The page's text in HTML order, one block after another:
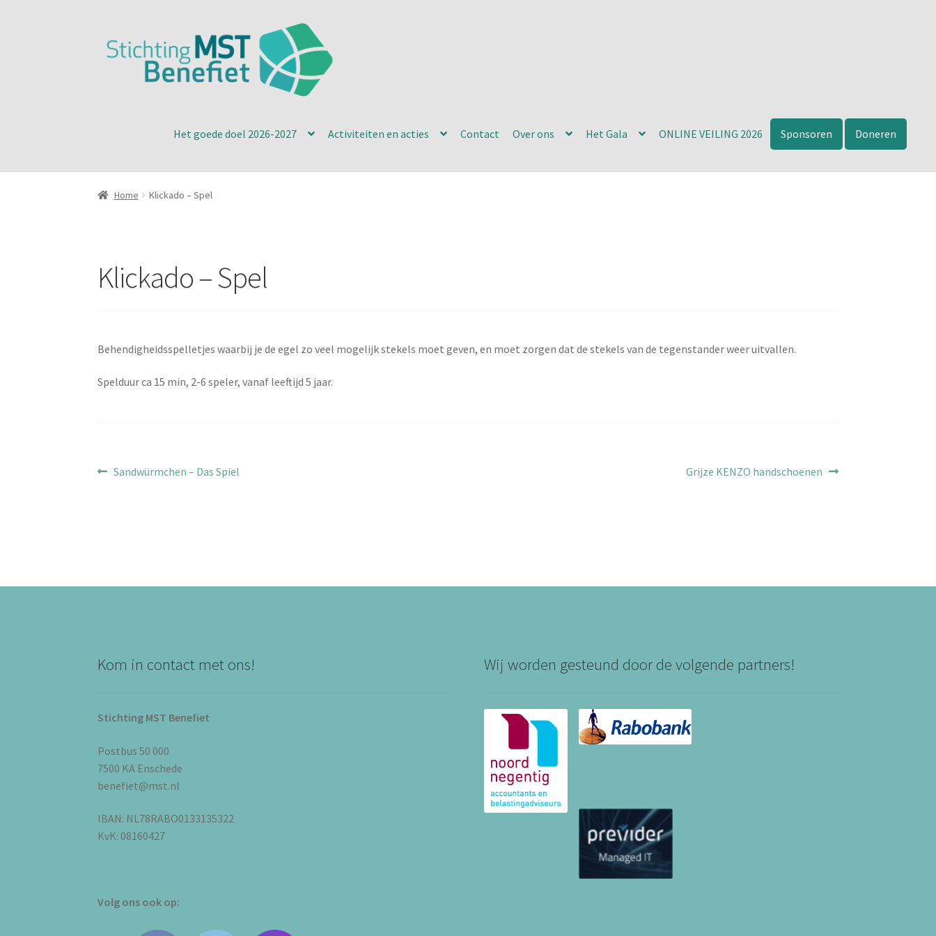
door
naar
naar
de
Het goede doel 2026-2027 Activiteiten en acties Contact Over ons Het Gala ONLINE VEILING 2026 Sponsoren Doneren
Home Klickado – Spel
Klickado – Spel
Behendigheidsspelletjes waarbij je de egel zo veel mogelijk stekels moet geven, en moet zorgen dat de stekels van de tegenstander weer uitvallen.
Spelduur ca 15 min, 2-6 speler, vanaf leeftijd 5 jaar.
Bericht
Vorig
Sandwürmchen – Das Spiel
Volgend
Grijze KENZO handschoenen
Kom in contact met ons!
Stichting MST Benefiet
Postbus 50 000
7500 KA Enschede
benefiet@mst.nl
IBAN: NL78RABO0133135322
KvK: 08160427
Volg ons ook op:
Wij worden gesteund door de volgende partners!